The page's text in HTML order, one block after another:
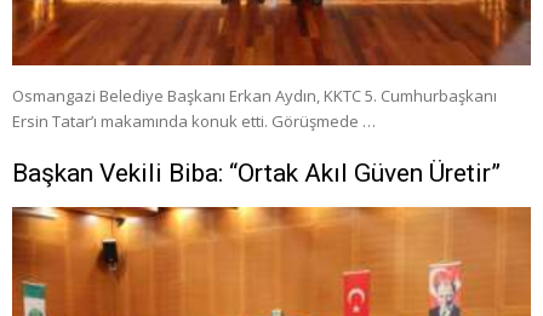
Osmangazi Belediye Başkanı Erkan Aydın, KKTC 5. Cumhurbaşkanı
Ersin Tatar’ı makamında konuk etti. Görüşmede …
Başkan Vekili Biba: “Ortak Akıl Güven Üretir”